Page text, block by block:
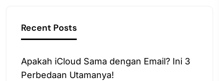
Recent Posts
Apakah iCloud Sama dengan Email? Ini 3
Perbedaan Utamanya!